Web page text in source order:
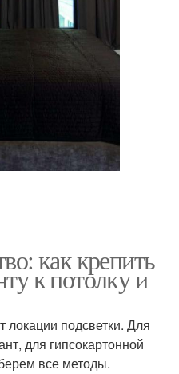
как крепить
к потолку и
локации подсветки. Для
для гипсокартонной
все методы.